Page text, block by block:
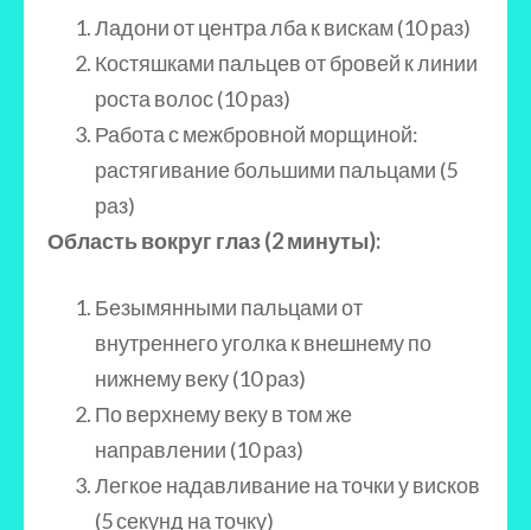
Ладони от центра лба к вискам (10 раз)
Костяшками пальцев от бровей к линии
роста волос (10 раз)
Работа с межбровной морщиной:
растягивание большими пальцами (5
раз)
Область вокруг глаз (2 минуты):
Безымянными пальцами от
внутреннего уголка к внешнему по
нижнему веку (10 раз)
По верхнему веку в том же
направлении (10 раз)
Легкое надавливание на точки у висков
(5 секунд на точку)